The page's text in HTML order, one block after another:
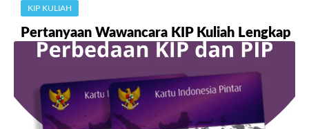
KIP KULIAH
Pertanyaan Wawancara KIP Kuliah Lengkap